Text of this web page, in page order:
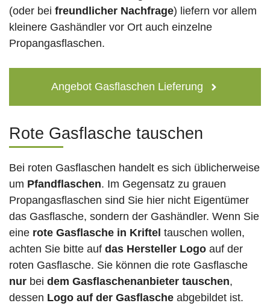
(oder bei freundlicher Nachfrage) liefern vor allem
kleinere Gashändler vor Ort auch einzelne
Propangasflaschen.
Angebot Gasflaschen Lieferung
Rote Gasflasche tauschen
Bei roten Gasflaschen handelt es sich üblicherweise
um Pfandflaschen. Im Gegensatz zu grauen
Propangasflaschen sind Sie hier nicht Eigentümer
das Gasflasche, sondern der Gashändler. Wenn Sie
eine rote Gasflasche in Kriftel tauschen wollen,
achten Sie bitte auf das Hersteller Logo auf der
roten Gasflasche. Sie können die rote Gasflasche
nur bei dem Gasflaschenanbieter tauschen,
dessen Logo auf der Gasflasche abgebildet ist.